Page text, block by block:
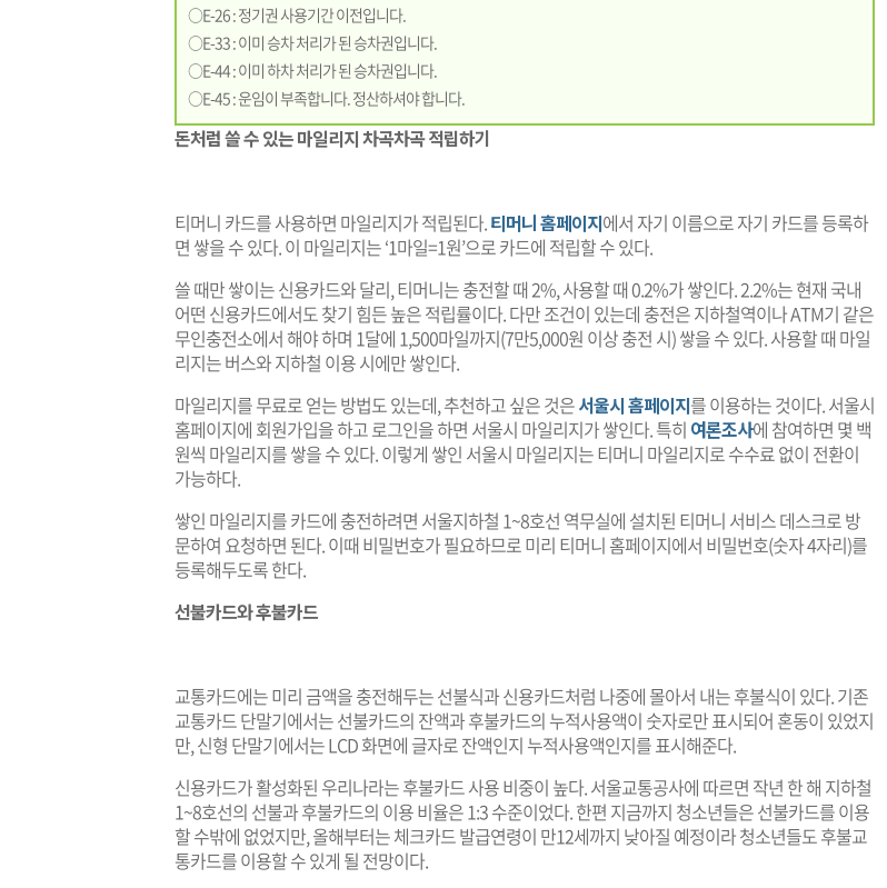
○E-26 : 정기권 사용기간 이전입니다.
○E-33 : 이미 승차 처리가 된 승차권입니다.
○E-44 : 이미 하차 처리가 된 승차권입니다.
○E-45 : 운임이 부족합니다. 정산하셔야 합니다.
돈처럼 쓸 수 있는 마일리지 차곡차곡 적립하기
티머니 카드를 사용하면 마일리지가 적립된다.티머니 홈페이지에서 자기 이름으로 자기 카드를 등록하
면 쌓을 수 있다. 이 마일리지는 ‘1마일=1원’으로 카드에 적립할 수 있다.
쓸 때만 쌓이는 신용카드와 달리, 티머니는 충전할 때 2%, 사용할 때 0.2%가 쌓인다. 2.2%는 현재 국내
어떤 신용카드에서도 찾기 힘든 높은 적립률이다. 다만 조건이 있는데 충전은 지하철역이나 ATM기 같은
무인충전소에서 해야 하며 1달에 1,500마일까지(7만5,000원 이상 충전 시) 쌓을 수 있다. 사용할 때 마일
리지는 버스와 지하철 이용 시에만 쌓인다.
마일리지를 무료로 얻는 방법도 있는데, 추천하고 싶은 것은서울시 홈페이지를 이용하는 것이다. 서울시
홈페이지에 회원가입을 하고 로그인을 하면 서울시 마일리지가 쌓인다. 특히 여론조사에 참여하면 몇 백
원씩 마일리지를 쌓을 수 있다. 이렇게 쌓인 서울시 마일리지는 티머니 마일리지로 수수료 없이 전환이
가능하다.
쌓인 마일리지를 카드에 충전하려면 서울지하철 1~8호선 역무실에 설치된 티머니 서비스 데스크로 방
문하여 요청하면 된다. 이때 비밀번호가 필요하므로 미리 티머니 홈페이지에서 비밀번호(숫자 4자리)를
등록해두도록 한다.
선불카드와 후불카드
교통카드에는 미리 금액을 충전해두는 선불식과 신용카드처럼 나중에 몰아서 내는 후불식이 있다. 기존
교통카드 단말기에서는 선불카드의 잔액과 후불카드의 누적사용액이 숫자로만 표시되어 혼동이 있었지
만, 신형 단말기에서는 LCD 화면에 글자로 잔액인지 누적사용액인지를 표시해준다.
신용카드가 활성화된 우리나라는 후불카드 사용 비중이 높다. 서울교통공사에 따르면 작년 한 해 지하철
1~8호선의 선불과 후불카드의 이용 비율은 1:3 수준이었다. 한편 지금까지 청소년들은 선불카드를 이용
할 수밖에 없었지만, 올해부터는 체크카드 발급연령이 만12세까지 낮아질 예정이라 청소년들도 후불교
통카드를 이용할 수 있게 될 전망이다.